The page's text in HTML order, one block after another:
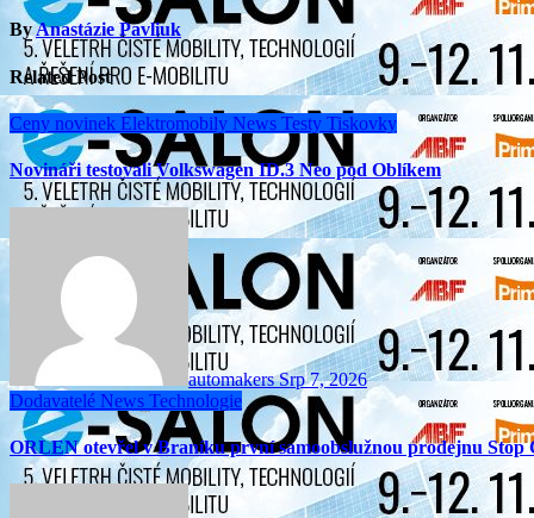
ByAnastázie Pavliuk
Related Post
Ceny novinek Elektromobily News Testy Tiskovky
Novináři testovali Volkswagen ID.3 Neo pod Oblíkem
automakersSrp 7, 2026
Dodavatelé News Technologie
ORLEN otevřel v Braníku první samoobslužnou prodejnu Stop